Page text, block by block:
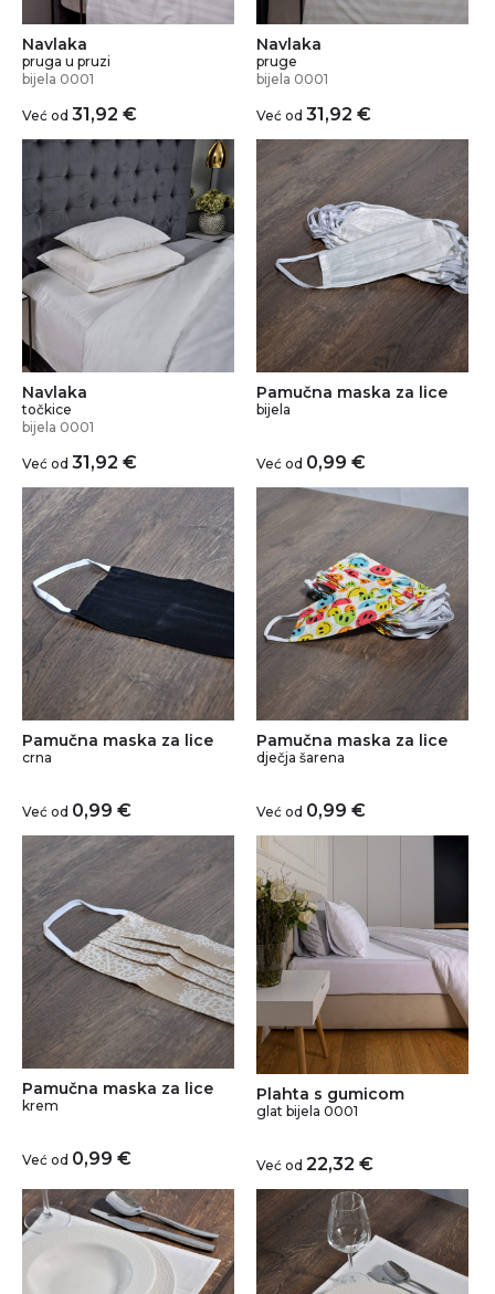
Navlaka
pruga u pruzi
bijela 0001
Već od 31,92 €
Navlaka
pruge
bijela 0001
Već od 31,92 €
Navlaka
točkice
bijela 0001
Već od 31,92 €
Pamučna maska za lice
bijela
Već od 0,99 €
Pamučna maska za lice
crna
Već od 0,99 €
Pamučna maska za lice
dječja šarena
Već od 0,99 €
Pamučna maska za lice
krem
Već od 0,99 €
Plahta s gumicom
glat bijela 0001
Već od 22,32 €